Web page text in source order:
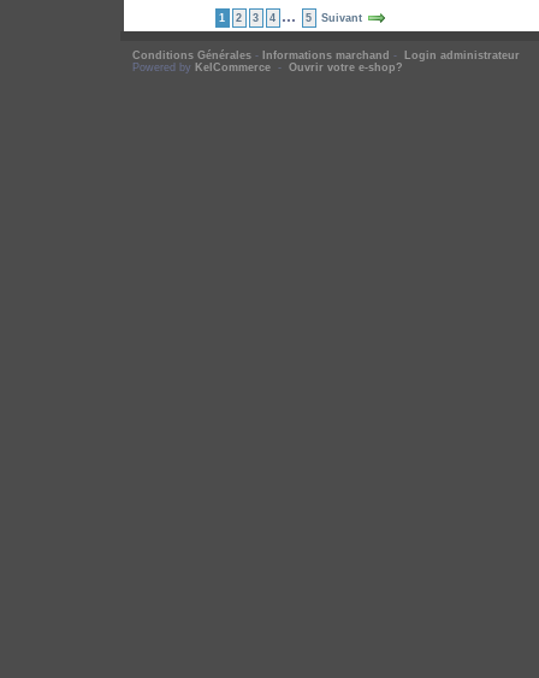
1 2 3 4 ... 5 Suivant
Conditions Générales - Informations marchand -
Login administrateur
Powered by KelCommerce - Ouvrir votre e-shop?